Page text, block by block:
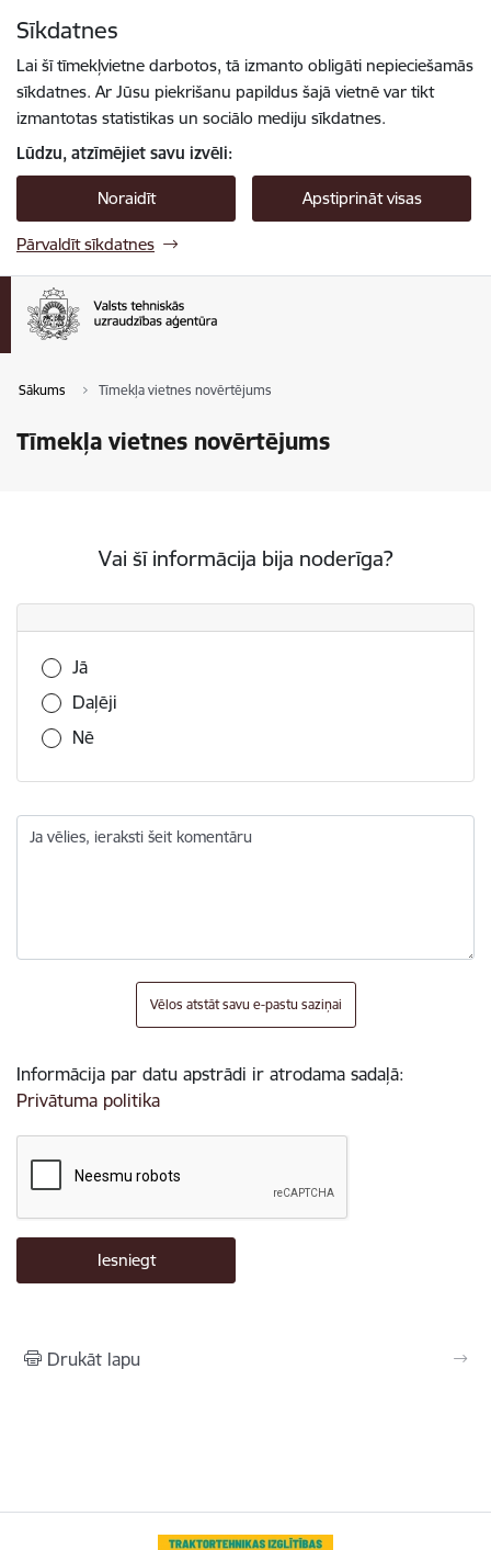
Sīkdatnes
Lai šī tīmekļvietne darbotos, tā izmanto obligāti nepieciešamās
sīkdatnes. Ar Jūsu piekrišanu papildus šajā vietnē var tikt
izmantotas statistikas un sociālo mediju sīkdatnes.
Lūdzu, atzīmējiet savu izvēli:
Noraidīt Apstiprināt visas
Pārvaldīt sīkdatnes
Sākums Tīmekļa vietnes novērtējums
Tīmekļa vietnes novērtējums
Vai šī informācija bija noderīga?
Vai šī informācija bija noderīga?
Jā
Daļēji
Nē
Ja vēlies, ieraksti šeit komentāru
Vēlos atstāt savu e-pastu saziņai
Informācija par datu apstrādi ir atrodama sadaļā:
Privātuma politika
Drukāt lapu